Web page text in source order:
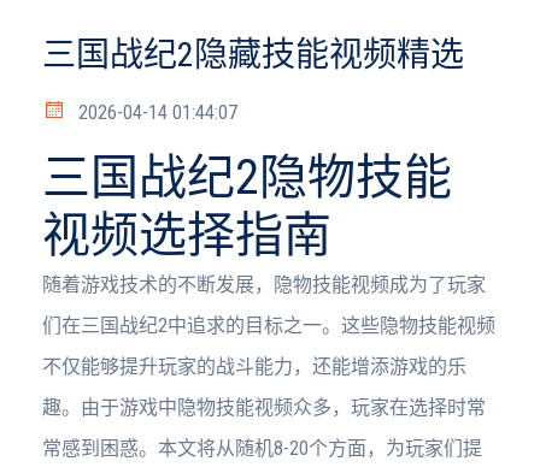
三国战纪2隐藏技能视频精选
2026-04-14 01:44:07
三国战纪2隐物技能
视频选择指南
随着游戏技术的不断发展，隐物技能视频成为了玩家
们在三国战纪2中追求的目标之一。这些隐物技能视频
不仅能够提升玩家的战斗能力，还能增添游戏的乐
趣。由于游戏中隐物技能视频众多，玩家在选择时常
常感到困惑。本文将从随机8-20个方面，为玩家们提